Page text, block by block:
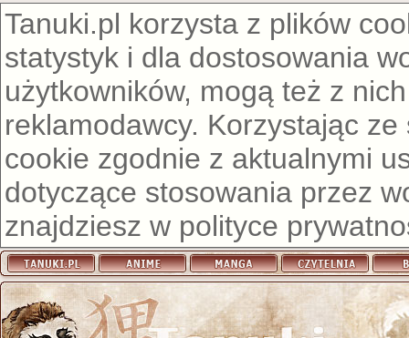
Tanuki.pl korzysta z plików
statystyk i dla dostosowania
użytkowników, mogą też z
reklamodawcy. Korzystając
cookie zgodnie z aktualnymi
dotyczące stosowania przez
znajdziesz w polityce